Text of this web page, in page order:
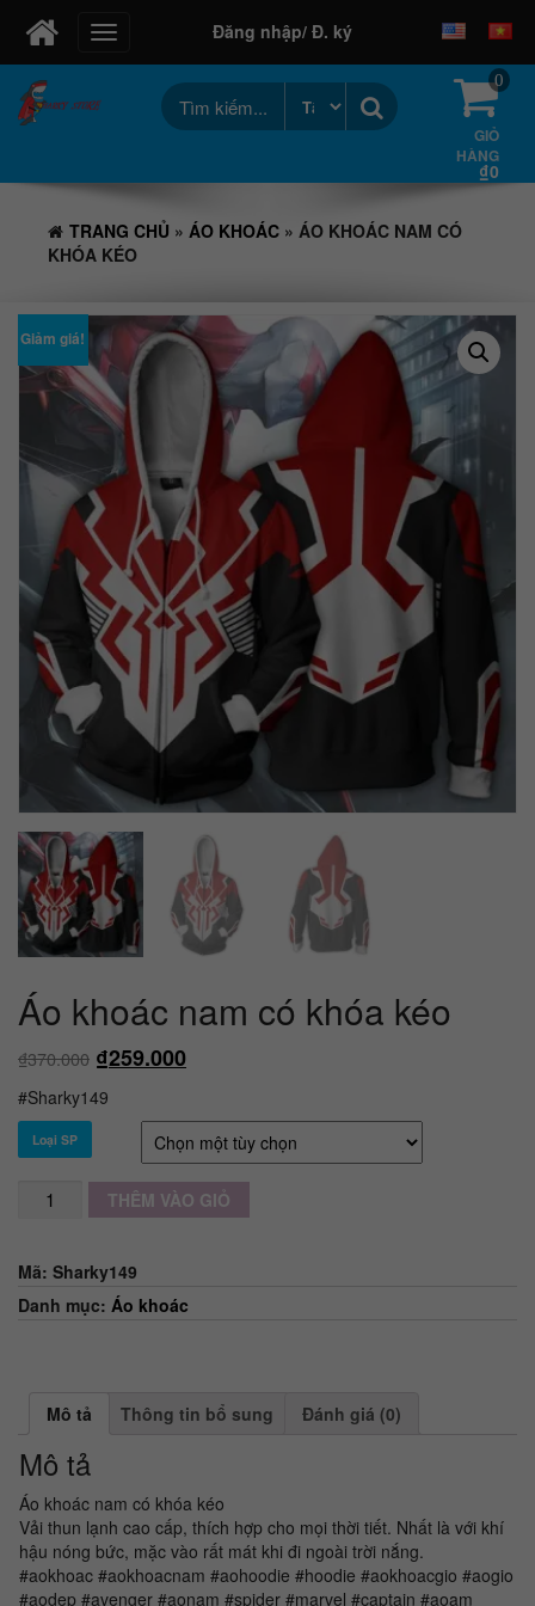
Toggle
navigation
Đăng nhập/ Đ. ký
0
GIỎ
HÀNG
₫0
TRANG CHỦ » ÁO KHOÁC » ÁO KHOÁC NAM CÓ
KHÓA KÉO
Giảm giá!
Áo khoác nam có khóa kéo
₫370.000 ₫259.000
#Sharky149
Loại SP
lượng
THÊM VÀO GIỎ
Mã: Sharky149
Danh mục: Áo khoác
Mô tả Thông tin bổ sung Đánh giá (0)
Mô tả
Áo khoác nam có khóa kéo
Vải thun lạnh cao cấp, thích hợp cho mọi thời tiết. Nhất là với khí
hậu nóng bức, mặc vào rất mát khi đi ngoài trời nắng.
#aokhoac #aokhoacnam #aohoodie #hoodie #aokhoacgio #aogio
#aodep #avenger #aonam #spider #marvel #captain #aoam